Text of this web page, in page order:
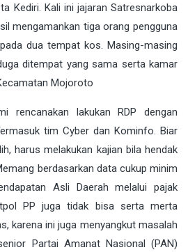
Kediri. Kali ini jajaran Satresnarkoba
mengamankan tiga orang pengguna
dua tempat kos. Masing-masing
ditempat yang sama serta kamar
Mojoroto
rencanakan lakukan RDP dengan
tim Cyber dan Kominfo. Biar
harus melakukan kajian bila hendak
berdasarkan data cukup minim
Asli Daerah melalui pajak
PP juga tidak bisa serta merta
karena ini juga menyangkut masalah
Partai Amanat Nasional (PAN)